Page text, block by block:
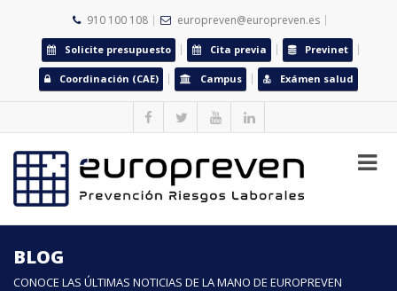
910 100 108 europreven@europreven.es
Solicite presupuesto Cita previa Previnet
Coordinación (CAE) Campus Exámen salud
BLOG
CONOCE LAS ÚLTIMAS NOTICIAS DE LA MANO DE EUROPREVEN